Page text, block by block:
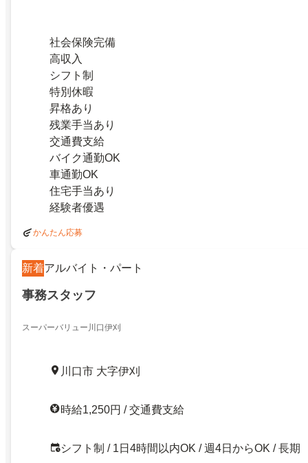
社会保険完備
高収入
シフト制
特別休暇
昇格あり
残業手当あり
交通費支給
バイク通勤OK
車通勤OK
住宅手当あり
経験者優遇
かんたん応募
新着アルバイト・パート
事務スタッフ
スーパーバリュー川口伊刈
川口市 大字伊刈
時給1,250円 / 交通費支給
シフト制 / 1日4時間以内OK / 週4日からOK / 長期